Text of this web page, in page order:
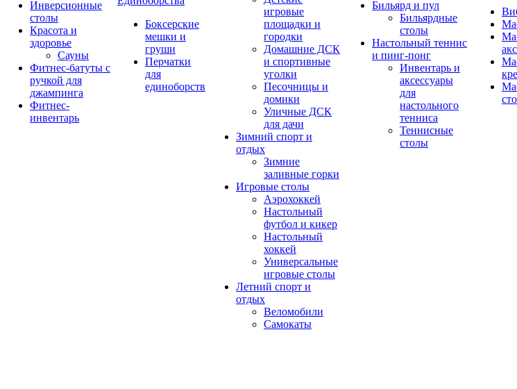
Инверсионные
столы
Красота и
здоровье
Сауны
Фитнес-батуты с
ручкой для
джампинга
Фитнес-
инвентарь
Боксерские
мешки и
груши
Перчатки
для
единоборств
игровые
площадки и
городки
Домашние ДСК
и спортивные
уголки
Песочницы и
домики
Уличные ДСК
для дачи
Зимний спорт и
отдых
Зимние
заливные горки
Игровые столы
Аэрохоккей
Настольный
футбол и кикер
Настольный
хоккей
Универсальные
игровые столы
Летний спорт и
отдых
Веломобили
Самокаты
Бильярд и пул
Бильярдные
столы
Настольный теннис
и пинг-понг
Инвентарь и
аксессуары
для
настольного
тенниса
Теннисные
столы